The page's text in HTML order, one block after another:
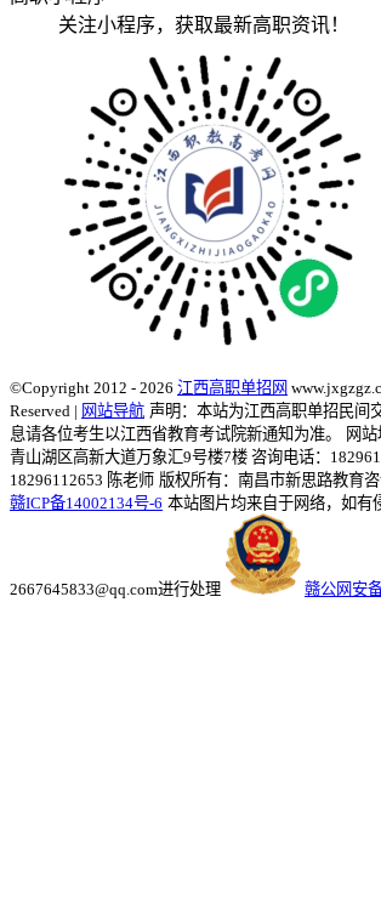
关注小程序，获取最新高职资讯！
©Copyright 2012 - 2026 江西高职单招网
Reserved | 网站导航 声明：本站为江西高职单招民间
息请各位考生以江西省教育考试院新通知为准。
网
青山湖区高新大道万象汇9号楼7楼 咨询电话：
18296112653 陈老师 版权所有：南昌市新思路教育
赣ICP备14002134号-6 本站图片均来自于网络，如有
2667645833@qq.com进行处理 赣公网安